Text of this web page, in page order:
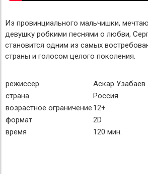
Из провинциального мальчишки,
девушку робкими песнями о любви,
становится одним из самых
страны и голосом целого поколения.
режиссер
Аскар Узабаев
страна
Россия
возрастное ограничение 12+
формат
2D
время
120 мин.